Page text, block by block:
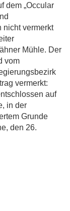
dem „Occular
nicht vermerkt
Mühle. Der
vom
vermerkt:
auf
in der
Grunde
den 26.